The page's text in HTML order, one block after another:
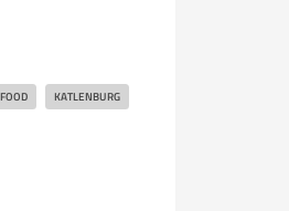
KATLENBURG